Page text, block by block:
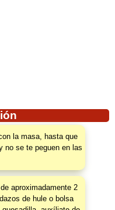
la masa, hasta que
no se te peguen en las
aproximadamente 2
de hule o bolsa